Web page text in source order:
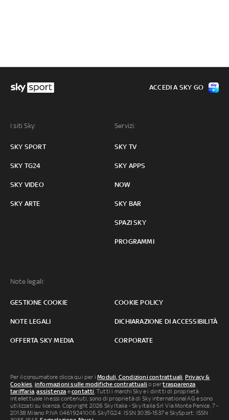
I siti Sky:
SKY SPORT
SKY TG24
SKY VIDEO
SKY ARTE
Servizi:
SKY TV
SKY APPS
NOW
SKY BAR
SPAZI SKY
PROGRAMMI
Note legali:
GESTIONE COOKIE COOKIE POLICY
NOTE LEGALI DICHIARAZIONE DI ACCESSIBILITÀ
OFFERTA SKY MEDIA CORPORATE
ACCEDI A SKY GO
Per il consumatore clicca qui per iModuli, Condizioni contrattuali Privacy &
Cookies informazioni sulle modifiche contrattuali o pertrasparenza
tariffaria ,assistenza econtatti . Tutti i marchi Sky e i diritti di proprietà
intellettuale in essi contenuti, sono di proprietà di Sky international AG e sono
utilizzati su licenza. Copyright 2026 Sky Italia - Sky Italia Srl Via Monte Penice, 7 -
20138 Milano P.IVA 04619241005. SkyTG24: ISSN 3035-1537 e SkySport: ISSN